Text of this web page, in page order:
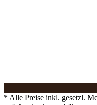
* Alle Preise inkl. gesetzl.